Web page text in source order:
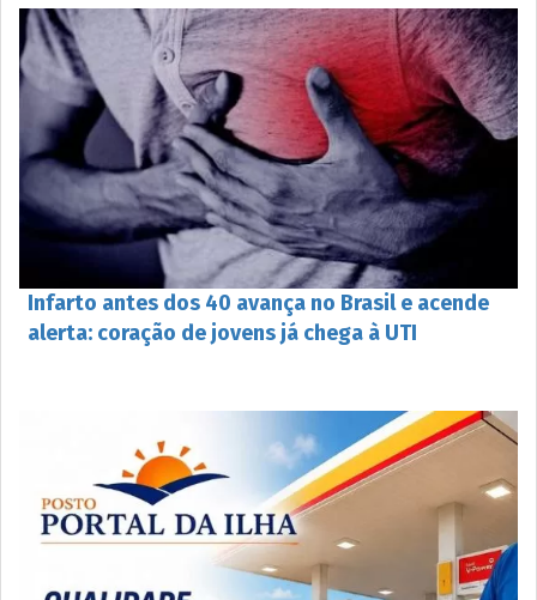
Infarto antes dos 40 avança no Brasil e acende
alerta: coração de jovens já chega à UTI